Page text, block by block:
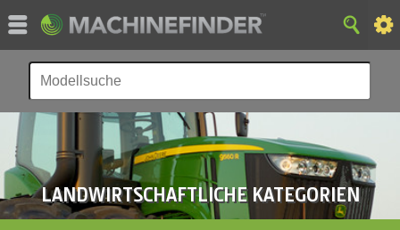
LANDWIRTSCHAFTLICHE KATEGORIEN